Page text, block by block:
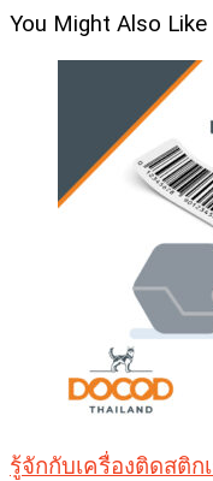
You Might Also Like
รู้จักกับเครื่องติดสติก